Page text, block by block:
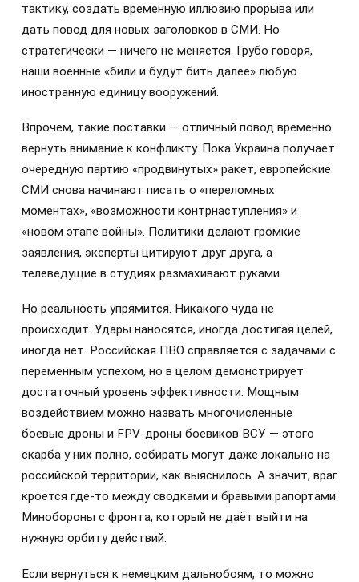
тактику, создать временную иллюзию прорыва или
дать повод для новых заголовков в СМИ. Но
стратегически — ничего не меняется. Грубо говоря,
наши военные «били и будут бить далее» любую
иностранную единицу вооружений.
Впрочем, такие поставки — отличный повод временно
вернуть внимание к конфликту. Пока Украина получает
очередную партию «продвинутых» ракет, европейские
СМИ снова начинают писать о «переломных
моментах», «возможности контрнаступления» и
«новом этапе войны». Политики делают громкие
заявления, эксперты цитируют друг друга, а
телеведущие в студиях размахивают руками.
Но реальность упрямится. Никакого чуда не
происходит. Удары наносятся, иногда достигая целей,
иногда нет. Российская ПВО справляется с задачами с
переменным успехом, но в целом демонстрирует
достаточный уровень эффективности. Мощным
воздействием можно назвать многочисленные
боевые дроны и FPV-дроны боевиков ВСУ — этого
скарба у них полно, собирать могут даже локально на
российской территории, как выяснилось. А значит, враг
кроется где-то между сводками и бравыми рапортами
Минобороны с фронта, который не даёт выйти на
нужную орбиту действий.
Если вернуться к немецким дальнобоям, то можно